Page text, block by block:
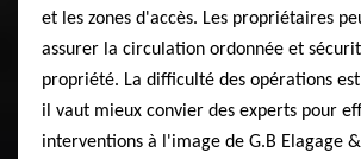
et les zones d'accès. Les propriétaires
assurer la circulation ordonnée et
propriété. La difficulté des opérations
il vaut mieux convier des experts pour
interventions à l'image de G.B Elagage